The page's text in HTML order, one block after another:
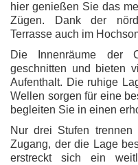
hier genießen Sie das
Zügen. Dank der
Terrasse auch im
Die
Innenräume der
geschnitten und bieten
Aufenthalt. Die ruhige
Wellen sorgen für eine
begleiten Sie in einen
Nurdrei Stufen trennen
Zugang, der die Lage
erstreckt sich ein